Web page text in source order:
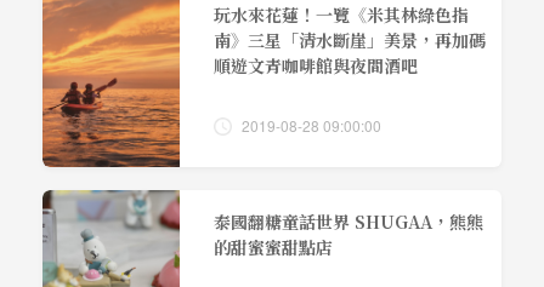
玩水來花蓮！一覽《米其林綠色指
南》三星「清水斷崖」美景，再加碼
順遊文青咖啡館與夜間酒吧
2019-08-28 09:00:00
泰國翻糖童話世界 SHUGAA，熊熊
的甜蜜蜜甜點店